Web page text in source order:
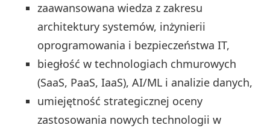
zaawansowana wiedza z zakresu
architektury systemów, inżynierii
oprogramowania i bezpieczeństwa IT,
biegłość w technologiach chmurowych
(SaaS, PaaS, IaaS), AI/ML i analizie danych,
umiejętność strategicznej oceny
zastosowania nowych technologii w